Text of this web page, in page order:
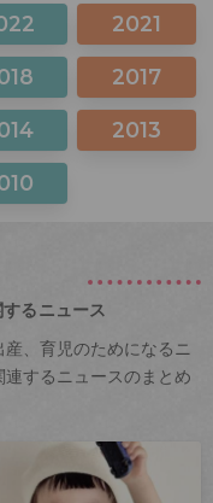
2021
2017
2013
るニュース
、育児のためになるニ
するニュースのまとめ